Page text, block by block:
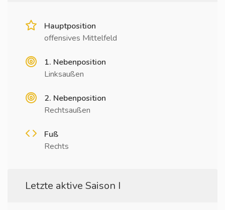
Hauptposition
offensives Mittelfeld
1. Nebenposition
Linksaußen
2. Nebenposition
Rechtsaußen
Fuß
Rechts
Letzte aktive Saison I